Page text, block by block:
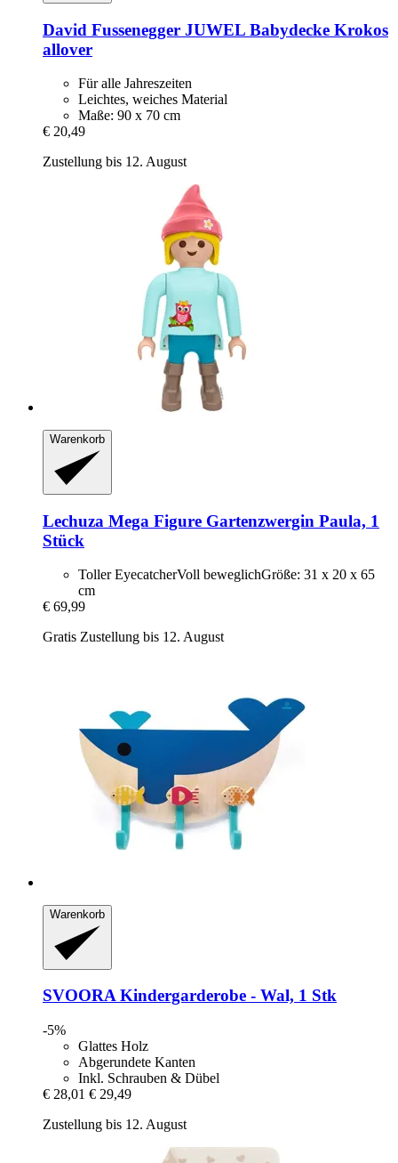
David Fussenegger JUWEL Babydecke Krokos
allover
Für alle Jahreszeiten
Leichtes, weiches Material
Maße: 90 x 70 cm
€ 20,49
Zustellung bis 12. August
Warenkorb
Lechuza Mega Figure Gartenzwergin Paula, 1
Stück
Toller EyecatcherVoll beweglichGröße: 31 x 20 x 65
cm
€ 69,99
Gratis Zustellung bis 12. August
Warenkorb
SVOORAKindergarderobe -​ Wal, 1 Stk
-5%
Glattes Holz
Abgerundete Kanten
Inkl. Schrauben & Dübel
€ 28,01 € 29,49
Zustellung bis 12. August